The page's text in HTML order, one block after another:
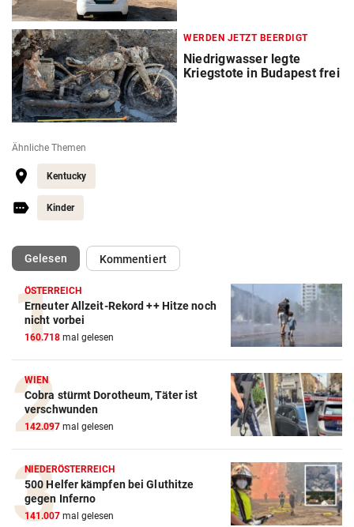
WERDEN JETZT BEERDIGT
Niedrigwasser legte
Kriegstote in Budapest frei
Ähnliche Themen
Kentucky
Kinder
Gelesen(ausgewählt)Kommentiert
ÖSTERREICH
Erneuter Allzeit-Rekord ++ Hitze noch
nicht vorbei
160.718 mal gelesen
WIEN
Cobra stürmt Dorotheum, Täter ist
verschwunden
142.097 mal gelesen
NIEDERÖSTERREICH
500 Helfer kämpfen bei Gluthitze
gegen Inferno
141.007 mal gelesen